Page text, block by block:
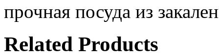
прочная посуда из
Related Products